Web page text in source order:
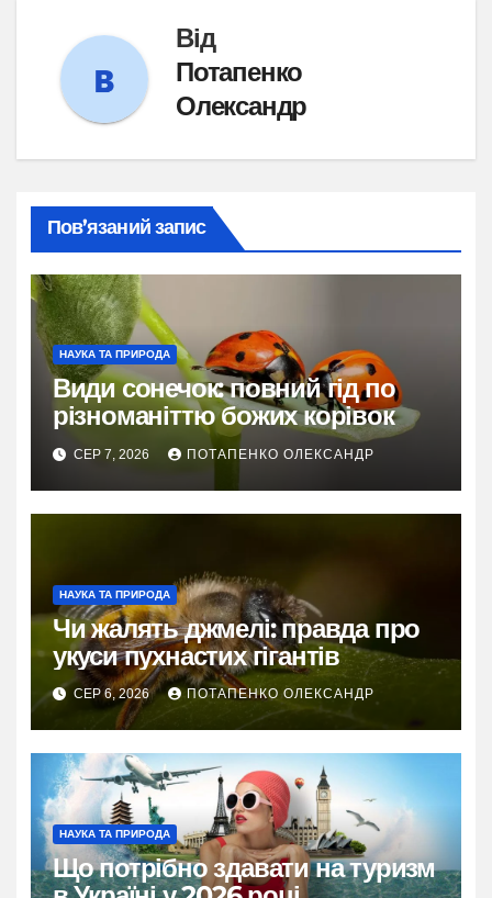
Від
Потапенко
Олександр
Пов’язаний запис
НАУКА ТА ПРИРОДА
Види сонечок: повний гід по
різноманіттю божих корівок
СЕР 7, 2026 ПОТАПЕНКО ОЛЕКСАНДР
НАУКА ТА ПРИРОДА
Чи жалять джмелі: правда про
укуси пухнастих гігантів
СЕР 6, 2026 ПОТАПЕНКО ОЛЕКСАНДР
НАУКА ТА ПРИРОДА
Що потрібно здавати на туризм